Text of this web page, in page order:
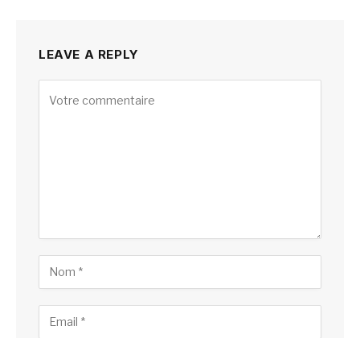
LEAVE A REPLY